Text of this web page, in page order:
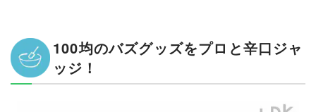
100均のバズグッズをプロと辛口ジャ
ッジ！